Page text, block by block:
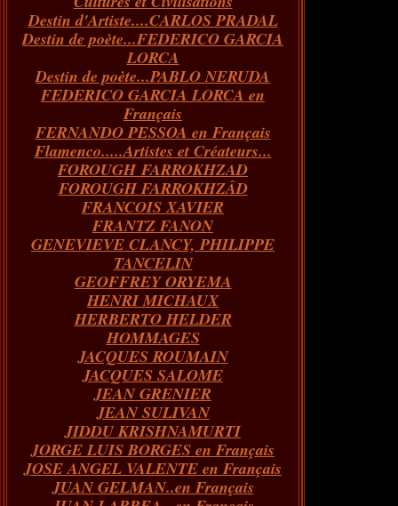
Destin d'Artiste....CARLOS PRADAL
Destin de poète...FEDERICO GARCIA
LORCA
Destin de poète...PABLO NERUDA
FEDERICO GARCIA LORCA en
Français
FERNANDO PESSOA en Français
Flamenco.....Artistes et Créateurs...
FOROUGH FARROKHZAD
FOROUGH FARROKHZÂD
FRANCOIS XAVIER
FRANTZ FANON
GENEVIEVE CLANCY, PHILIPPE
TANCELIN
GEOFFREY ORYEMA
HENRI MICHAUX
HERBERTO HELDER
HOMMAGES
JACQUES ROUMAIN
JACQUES SALOME
JEAN GRENIER
JEAN SULIVAN
JIDDU KRISHNAMURTI
JORGE LUIS BORGES en Français
JOSE ANGEL VALENTE en Français
JUAN GELMAN..en Français